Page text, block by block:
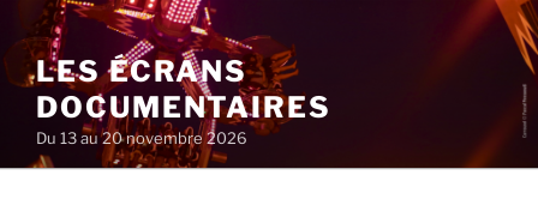
au
contenu
principal
LES ÉCRANS
DOCUMENTAIRES
Du 13 au 20 novembre 2026